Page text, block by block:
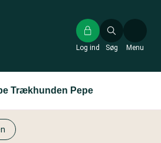
Søg
Log ind Menu
Trækhunden Pepe